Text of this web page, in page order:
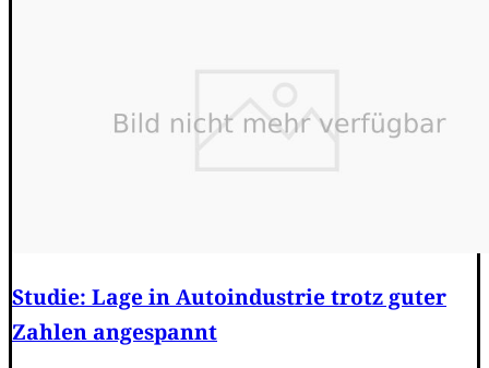
Studie: Lage in Autoindustrie trotz guter
Zahlen angespannt